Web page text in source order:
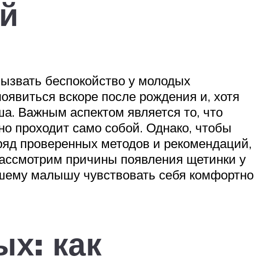
беспокойство у молодых
вскоре после рождения и, хотя
Важным аспектом является то, что
проходит само собой. Однако, чтобы
проверенных методов и рекомендаций,
причины появления щетинки у
малышу чувствовать себя комфортно
как